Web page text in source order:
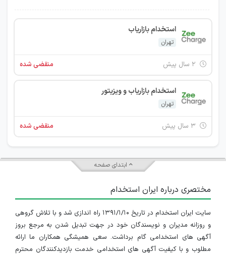
استخدام بازاریاب
تهران
منقضی شده
استخدام بازاریاب و ویزیتور
تهران
منقضی شده
ابتدای صفحه
مختصری درباره ایران استخدام
سایت ایران استخدام در تاریخ ۱۳۹۱/۱/۱۰ راه اندازی شد و با تلاش گروهی
و روزانه مدیران و نویسندگان خود در جهت تبدیل شدن به مرجع بروز
آگهی های استخدامی گام برداشت. سعی همیشگی همکاران ما ارائه
مطلوب و با کیفیت آگهی های استخدامی خدمت بازدیدکنندگان محترم